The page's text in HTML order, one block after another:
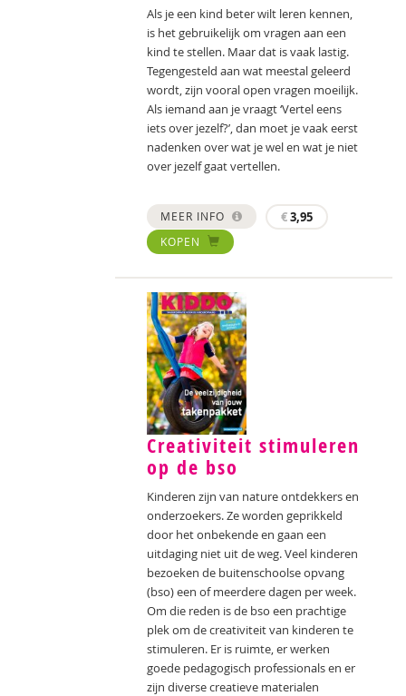
Als je een kind beter wilt leren kennen,
is het gebruikelijk om vragen aan een
kind te stellen. Maar dat is vaak lastig.
Tegengesteld aan wat meestal geleerd
wordt, zijn vooral open vragen moeilijk.
Als iemand aan je vraagt ‘Vertel eens
iets over jezelf?’, dan moet je vaak eerst
nadenken over wat je wel en wat je niet
over jezelf gaat vertellen.
MEER INFO €3,95
KOPEN
Creativiteit stimuleren
op de bso
Kinderen zijn van nature ontdekkers en
onderzoekers. Ze worden geprikkeld
door het onbekende en gaan een
uitdaging niet uit de weg. Veel kinderen
bezoeken de buitenschoolse opvang
(bso) een of meerdere dagen per week.
Om die reden is de bso een prachtige
plek om de creativiteit van kinderen te
stimuleren. Er is ruimte, er werken
goede pedagogisch professionals en er
zijn diverse creatieve materialen